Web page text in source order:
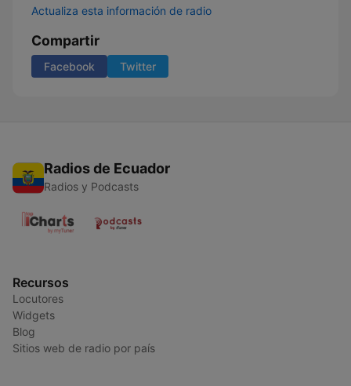
Actualiza esta información de radio
Compartir
Facebook Twitter
Radios de Ecuador
Radios y Podcasts
Recursos
Locutores
Widgets
Blog
Sitios web de radio por país